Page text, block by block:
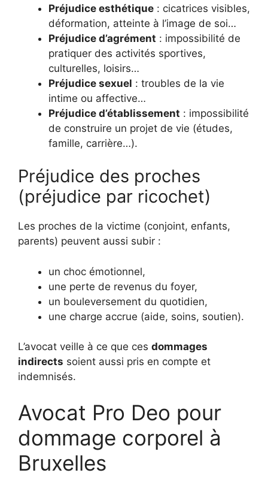
Préjudice esthétique : cicatrices visibles,
déformation, atteinte à l’image de soi…
Préjudice d’agrément : impossibilité de
pratiquer des activités sportives,
culturelles, loisirs…
Préjudice sexuel : troubles de la vie
intime ou affective…
Préjudice d’établissement : impossibilité
de construire un projet de vie (études,
famille, carrière…).
Préjudice des proches
(préjudice par ricochet)
Les proches de la victime (conjoint, enfants,
parents) peuvent aussi subir :
un choc émotionnel,
une perte de revenus du foyer,
un bouleversement du quotidien,
une charge accrue (aide, soins, soutien).
L’avocat veille à ce que ces dommages
indirects soient aussi pris en compte et
indemnisés.
Avocat Pro Deo pour
dommage corporel à
Bruxelles